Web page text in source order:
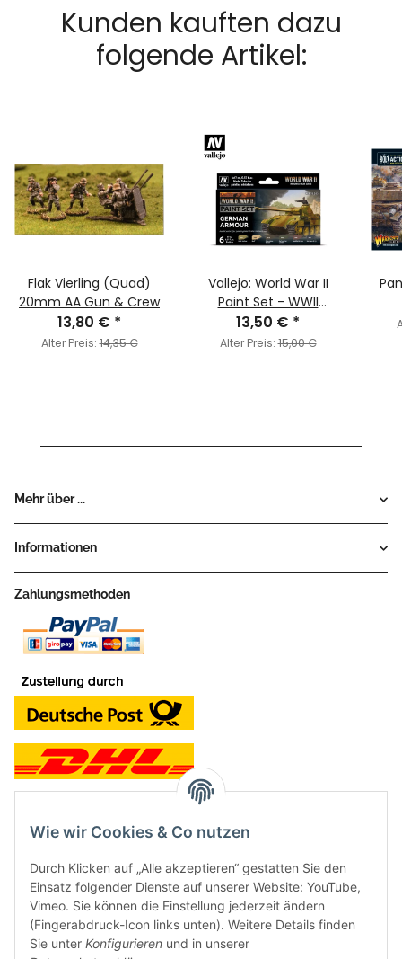
Kunden kauften dazu
folgende Artikel:
Flak Vierling (Quad)
20mm AA Gun & Crew
13,80 € *
Alter Preis:14,35 €
Vallejo: World War II
Paint Set - WWII
German Armour
13,50 € *
Alter Preis:15,00 €
Mehr über ...
Informationen
Zahlungsmethoden
Neben dem Onlineshop haben wir ein Ladengeschäft in Hütten:
Frontline Games
Färbereiweg 3A
24358 Hütten
Wie wir Cookies & Co nutzen
Durch Klicken auf „Alle akzeptieren“ gestatten Sie den
Einsatz folgender Dienste auf unserer Website: YouTube,
Vimeo. Sie können die Einstellung jederzeit ändern
(Fingerabdruck-Icon links unten). Weitere Details finden
Sie unter Konfigurieren und in unserer